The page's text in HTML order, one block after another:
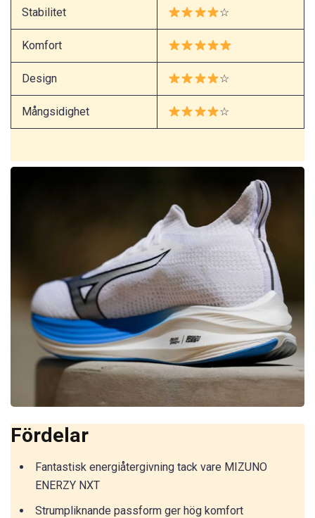
Stabilitet ☆
Komfort
Design ☆
Mångsidighet ☆
Fördelar
Fantastisk energiåtergivning tack vare MIZUNO
ENERZY NXT
Strumpliknande passform ger hög komfort